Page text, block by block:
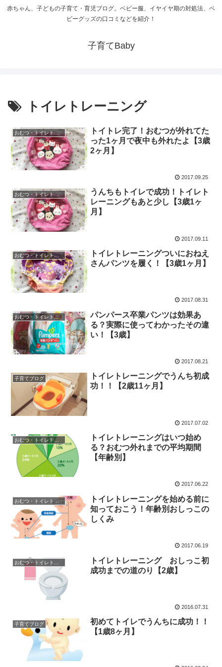
赤ちゃん、子どもの子育て・育児ブログ。ベビー服、イヤイヤ期の対処法、ベ
ビーグッズの口コミなどを紹介！
子育てBaby
トイレトレーニング
おむつ・トイレトレーニング
トイトレ完了！おむつが外れてた
った1ヶ月で夜中も外れたよ【3歳
2ヶ月】
2017.09.25
おむつ・トイレトレーニング
うんちもトイレで成功！トイレト
レーニングもあと少し【3歳1ヶ
月】
2017.09.11
おむつ・トイレトレーニング
トイレトレーニングついにおねえ
さんパンツを履く！【3歳1ヶ月】
2017.08.31
おむつ・トイレトレーニング
パンパース卒業パンツは効果あ
る？実際に使ってわかったその違
い！【3歳】
2017.08.21
子育てブログ
トイレトレーニングでうんち初成
功！！【2歳11ヶ月】
2017.07.02
おむつ・トイレトレーニング
トイレトレーニングはいつ始め
る？おむつ外れまでの平均期間
【年齢別】
2017.06.22
おむつ・トイレトレーニング
トイレトレーニングを始める前に
知っておこう！年齢別おしっこの
しくみ
2017.06.19
トイレトレーニング おしっこ初
成功までの道のり【2歳】
2016.07.31
子育てブログ
初めてトイレでうんちに成功！！
【1歳8ヶ月】